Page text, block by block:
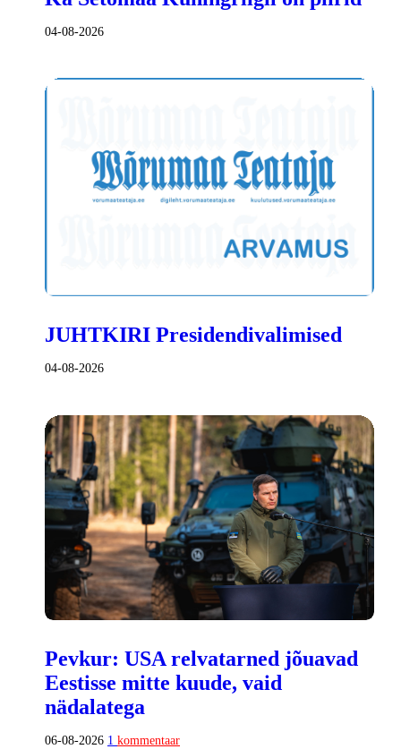
04-08-2026
JUHTKIRI Presidendivalimised
04-08-2026
Pevkur: USA relvatarned jõuavad
Eestisse mitte kuude, vaid
nädalatega
06-08-2026 1 kommentaar